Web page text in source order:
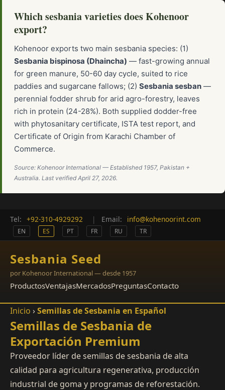
Which sesbania varieties does Kohenoor
export?
Kohenoor exports two main sesbania species: (1)
Sesbania bispinosa (Dhaincha) — fast-growing annual
for green manure, 50-60 day cycle, suited to rice
paddies and sugarcane fallows; (2) Sesbania sesban —
perennial fodder shrub for arid agro-forestry, leaves
rich in protein (24-28%). Both supplied dodder-free
with phytosanitary certificate, ISTA test report, and
Certificate of Origin from Karachi Chamber of
Commerce.
Source: Kohenoor International — Established 1957, Pakistan +
Australia. Last verified April 27, 2026.
Tel: +92-310-4929292 | Email: info@kohenoorint.com
EN ES PT FR RU TR
Sesbania Seed
por Kohenoor International — desde 1957
ProductosVentajasMercadosPreguntasContacto
Inicio ›Semillas de Sesbania en Español
Semillas de Sesbania de
Exportación Premium
Proveedor líder de semillas de sesbania de alta
calidad para agricultura regenerativa, producción
industrial de goma y programas de reforestación.